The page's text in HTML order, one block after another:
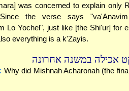
was concerned to explain only
the verse says
Lo Yochel", just like [the Shi'ur] for
everything is a k'Zayis.
אכילה במשנה אחרונה
Why did Mishnah Acharonah (the